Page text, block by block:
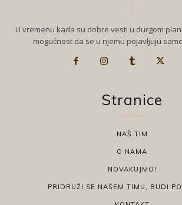
U vremenu kada su dobre vesti u durgom
mogućnost da se u njemu pojavljuju
Stranice
NAŠ TIM
O NAMA
NOVAKUJMO!
PRIDRUŽI SE NAŠEM TIMU, BUDI